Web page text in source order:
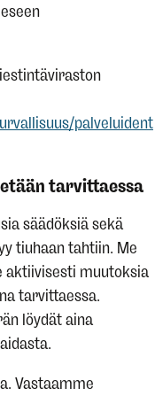
palveluident
tarvittaessa
säädöksiä sekä
tiuhaan tahtiin. Me
aktiivisesti muutoksia
tarvittaessa.
löydät aina
Vastaamme